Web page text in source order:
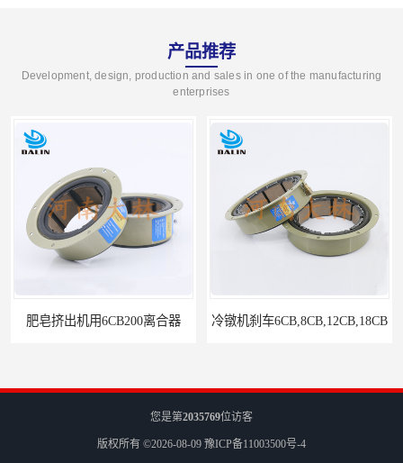
产品推荐
Development, design, production and sales in one of the manufacturing
enterprises
肥皂挤出机用6CB200离合器 冷镦机刹车6CB,8CB,12CB,18CB
您是第2035769位访客
版权所有 ©2026-08-09 豫ICP备11003500号-4